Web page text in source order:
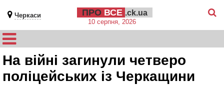
Черкаси ПРО ВСЕ .ck.ua
10 серпня, 2026
На війні загинули четверо
поліцейських із Черкащини